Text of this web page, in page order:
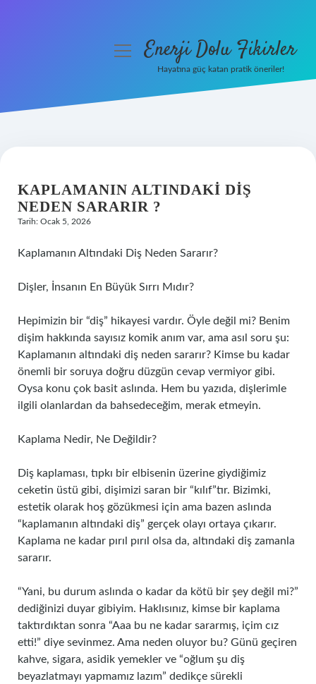
Hakkımızda
menüyüEnerji Dolu Fikirler
Hayatına güç katan pratik öneriler!
KAPLAMANIN ALTINDAKI DIŞ
NEDEN SARARIR ?
Tarih: Ocak 5, 2026
Kaplamanın Altındaki Diş Neden Sararır?
Dişler, İnsanın En Büyük Sırrı Mıdır?
Hepimizin bir “diş” hikayesi vardır. Öyle değil mi? Benim
dişim hakkında sayısız komik anım var, ama asıl soru şu:
Kaplamanın altındaki diş neden sararır? Kimse bu kadar
önemli bir soruya doğru düzgün cevap vermiyor gibi.
Oysa konu çok basit aslında. Hem bu yazıda, dişlerimle
ilgili olanlardan da bahsedeceğim, merak etmeyin.
Kaplama Nedir, Ne Değildir?
Diş kaplaması, tıpkı bir elbisenin üzerine giydiğimiz
ceketin üstü gibi, dişimizi saran bir “kılıf”tır. Bizimki,
estetik olarak hoş gözükmesi için ama bazen aslında
“kaplamanın altındaki diş” gerçek olayı ortaya çıkarır.
Kaplama ne kadar pırıl pırıl olsa da, altındaki diş zamanla
sararır.
“Yani, bu durum aslında o kadar da kötü bir şey değil mi?”
dediğinizi duyar gibiyim. Haklısınız, kimse bir kaplama
taktırdıktan sonra “Aaa bu ne kadar sararmış, içim cız
etti!” diye sevinmez. Ama neden oluyor bu? Günü geçiren
kahve, sigara, asidik yemekler ve “oğlum şu diş
beyazlatmayı yapmamız lazım” dedikçe sürekli